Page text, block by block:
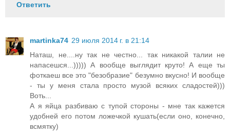
Ответить
martinka74 29 июля 2014 г. в 21:14
Наташ, не....ну так не честно... так никакой талии не
напасешся...))))) А вообще выглядит круто! А еще ты
фоткаеш все это "безобразие" безумно вкусно! И вообще
- ты у меня стала просто музой всяких сладостей)))
Воть...
А я яйца разбиваю с тупой стороны - мне так кажется
удобней его потом ложечкой кушать(если оно, конечно,
всмятку)